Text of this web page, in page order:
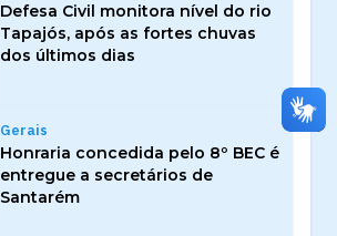
Defesa Civil monitora nível do rio
Tapajós, após as fortes chuvas
dos últimos dias
Gerais
Honraria concedida pelo 8º BEC é
entregue a secretários de
Santarém